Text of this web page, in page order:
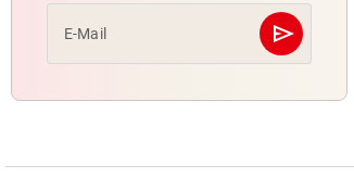
E-Mail send
Abschicken